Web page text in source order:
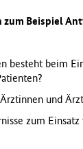
zum Beispiel
besteht beim
und
zum Einsatz